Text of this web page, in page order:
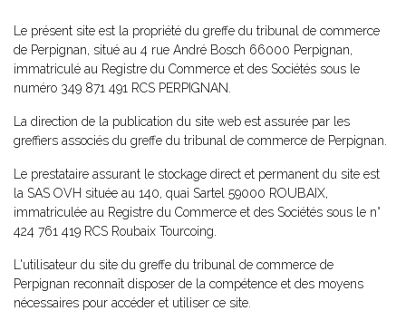
Le présent site est la propriété du greffe du tribunal de commerce
de Perpignan, situé au 4 rue André Bosch 66000 Perpignan,
immatriculé au Registre du Commerce et des Sociétés sous le
numéro 349 871 491 RCS PERPIGNAN.
La direction de la publication du site web est assurée par les
greffiers associés du greffe du tribunal de commerce de Perpignan.
Le prestataire assurant le stockage direct et permanent du site est
la SAS OVH située au 140, quai Sartel 59000 ROUBAIX,
immatriculée au Registre du Commerce et des Sociétés sous le n°
424 761 419 RCS Roubaix Tourcoing.
L'utilisateur du site du greffe du tribunal de commerce de
Perpignan reconnaît disposer de la compétence et des moyens
nécessaires pour accéder et utiliser ce site.